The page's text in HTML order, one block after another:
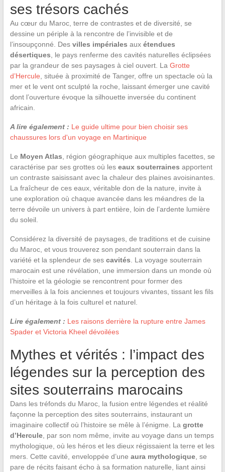
ses trésors cachés
Au cœur du Maroc, terre de contrastes et de diversité, se
dessine un périple à la rencontre de l’invisible et de
l’insoupçonné. Des villes impériales aux étendues
désertiques , le pays renferme des cavités naturelles éclipsées
par la grandeur de ses paysages à ciel ouvert. La Grotte
d’Hercule , située à proximité de Tanger, offre un spectacle où la
mer et le vent ont sculpté la roche, laissant émerger une cavité
dont l’ouverture évoque la silhouette inversée du continent
africain.
A lire également : Le guide ultime pour bien choisir ses
chaussures lors d'un voyage en Martinique
Le Moyen Atlas , région géographique aux multiples facettes, se
caractérise par ses grottes où les eaux souterraines apportent
un contraste saisissant avec la chaleur des plaines avoisinantes.
La fraîcheur de ces eaux, véritable don de la nature, invite à
une exploration où chaque avancée dans les méandres de la
terre dévoile un univers à part entière, loin de l’ardente lumière
du soleil.
Considérez la diversité de paysages, de traditions et de cuisine
du Maroc, et vous trouverez son pendant souterrain dans la
variété et la splendeur de ses cavités . La voyage souterrain
marocain est une révélation, une immersion dans un monde où
l’histoire et la géologie se rencontrent pour former des
merveilles à la fois anciennes et toujours vivantes, tissant les fils
d’un héritage à la fois culturel et naturel.
Lire également : Les raisons derrière la rupture entre James
Spader et Victoria Kheel dévoilées
Mythes et vérités : l’impact des
légendes sur la perception des
sites souterrains marocains
Dans les tréfonds du Maroc, la fusion entre légendes et réalité
façonne la perception des sites souterrains, instaurant un
imaginaire collectif où l’histoire se mêle à l’énigme. La grotte
d’Hercule, par son nom même, invite au voyage dans un temps
mythologique, où les héros et les dieux régissaient la terre et les
mers. Cette cavité, enveloppée d’une aura mythologique, se
pare de récits faisant écho à sa formation naturelle, liant ainsi